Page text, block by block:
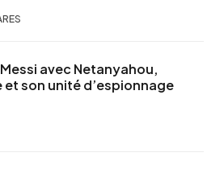
avec Netanyahou,
et son unité d’espionnage